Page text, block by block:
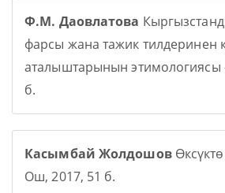
Ф.М. Даовлатова
фарсы жана тажик тилдеринен
аталыштарынын этимологиясы
б.
Касымбай Жолдошов
Ош, 2017, 51 б.